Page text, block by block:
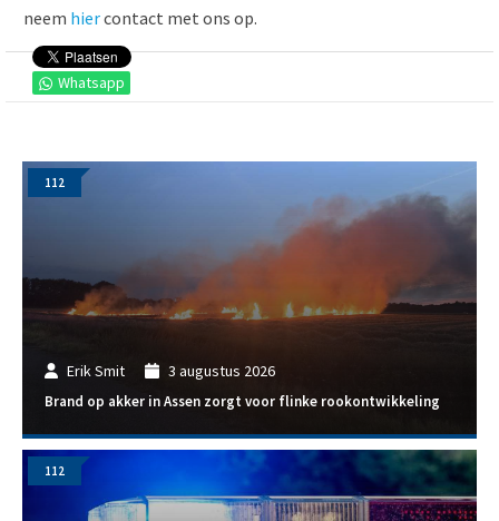
Whatsapp
neem hiercontact met ons op.
Erik Smit 3 augustus 2026
Brand op akker in Assen zorgt voor flinke rookontwikkeling
112
112